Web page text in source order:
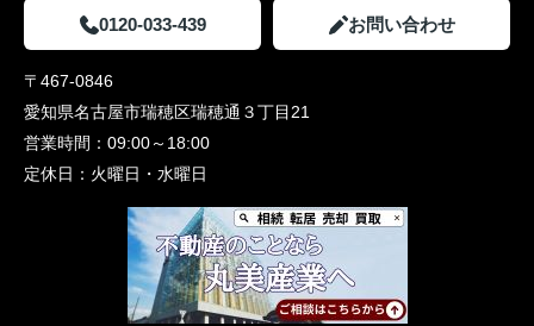
0120-033-439 お問い合わせ
〒467-0846
愛知県名古屋市瑞穂区瑞穂通３丁目21
営業時間： 09:00～18:00
定休日： 火曜日・水曜日